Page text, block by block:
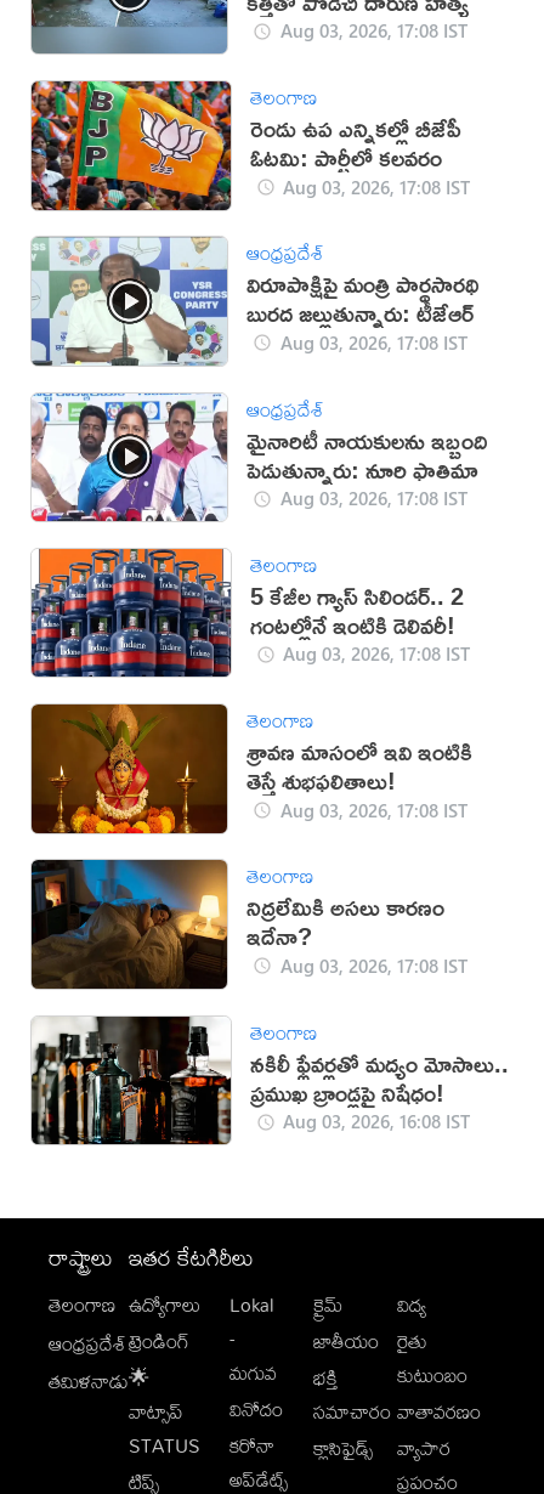
Aug 03, 2026, 17:08 IST
తెలంగాణ
రెండు ఉప ఎన్నికల్లో బీజేపీ
ఓటమి: పార్టీలో కలవరం
Aug 03, 2026, 17:08 IST
ఆంధ్రప్రదేశ్
విరూపాక్షిపై మంత్రి పార్థసారథి
బురద జల్లుతున్నారు: టీజేఆర్
Aug 03, 2026, 17:08 IST
ఆంధ్రప్రదేశ్
మైనారిటీ నాయకులను ఇబ్బంది
పెడుతున్నారు: నూరి ఫాతిమా
Aug 03, 2026, 17:08 IST
తెలంగాణ
5 కేజీల గ్యాస్ సిలిండర్.. 2
గంటల్లోనే ఇంటికి డెలివరీ!
Aug 03, 2026, 17:08 IST
తెలంగాణ
శ్రావణ మాసంలో ఇవి ఇంటికి
తెస్తే శుభఫలితాలు!
Aug 03, 2026, 17:08 IST
తెలంగాణ
నిద్రలేమికి అసలు కారణం
ఇదేనా?
Aug 03, 2026, 17:08 IST
తెలంగాణ
నకిలీ ఫ్లేవర్లతో మద్యం మోసాలు..
ప్రముఖ బ్రాండ్లపై నిషేధం!
Aug 03, 2026, 16:08 IST
రాష్ట్రాలు
తెలంగాణ
ఆంధ్రప్రదేశ్
తమిళనాడు
ఇతర కేటగిరీలు
ఉద్యోగాలు
ట్రెండింగ్
🌟
వాట్సాప్
STATUS
టిప్స్
Lokal
-
మగువ
వినోదం
కరోనా
అప్‌డేట్స్
క్రైమ్
జాతీయం
భక్తి
సమాచారం
క్లాసిఫైడ్స్
విద్య
రైతు
కుటుంబం
వాతావరణం
వ్యాపార
ప్రపంచం